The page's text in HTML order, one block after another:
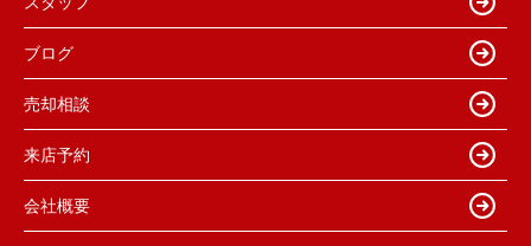
ブログ
売却相談
来店予約
会社概要